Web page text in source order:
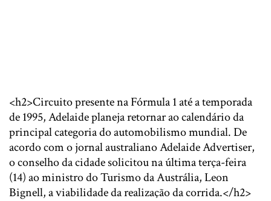
<h2>Circuito presente na Fórmula 1 até a temporada
de 1995, Adelaide planeja retornar ao calendário da
principal categoria do automobilismo mundial. De
acordo com o jornal australiano Adelaide Advertiser,
o conselho da cidade solicitou na última terça-feira
(14) ao ministro do Turismo da Austrália, Leon
Bignell, a viabilidade da realização da corrida.</h2>